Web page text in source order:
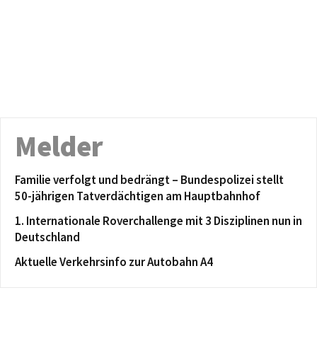
Melder
Familie verfolgt und bedrängt – Bundespolizei stellt
50-jährigen Tatverdächtigen am Hauptbahnhof
1. Internationale Roverchallenge mit 3 Disziplinen nun in
Deutschland
Aktuelle Verkehrsinfo zur Autobahn A4